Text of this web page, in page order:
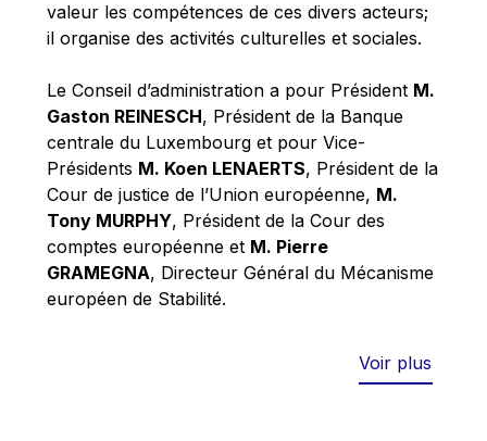
Walter Hagg
Werner Hoyer
Wolfgang Ketterle
Yasser Abed Rabbo
Yossi Beillin
Yves FRANCHET
Yves Mersch
valeur les compétences de ces divers acteurs;
il organise des activités culturelles et sociales.
Le Conseil d’administration a pour Président M.
Gaston REINESCH, Président de la Banque
centrale du Luxembourg et pour Vice-
Présidents M. Koen LENAERTS, Président de la
Cour de justice de l’Union européenne, M.
Tony MURPHY, Président de la Cour des
comptes européenne et M. Pierre
GRAMEGNA, Directeur Général du Mécanisme
européen de Stabilité.
Voir plus